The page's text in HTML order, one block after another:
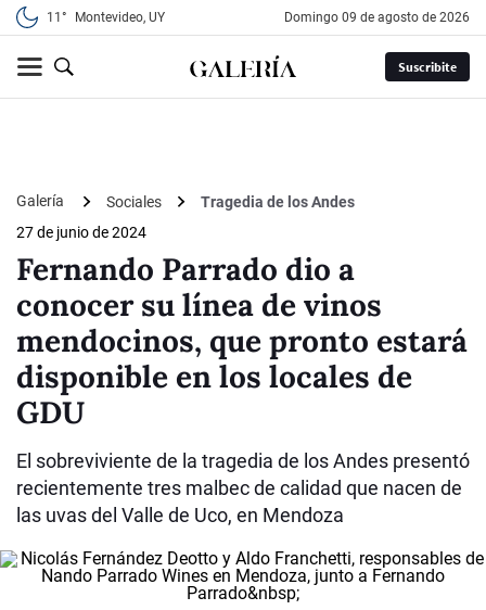
11° Montevideo, UY domingo 09 de agosto de 2026
Suscribite
Galería Sociales
Tragedia de los Andes
27 de junio de 2024
Fernando Parrado dio a
conocer su línea de vinos
mendocinos, que pronto estará
disponible en los locales de
GDU
El sobreviviente de la tragedia de los Andes presentó
recientemente tres malbec de calidad que nacen de
las uvas del Valle de Uco, en Mendoza